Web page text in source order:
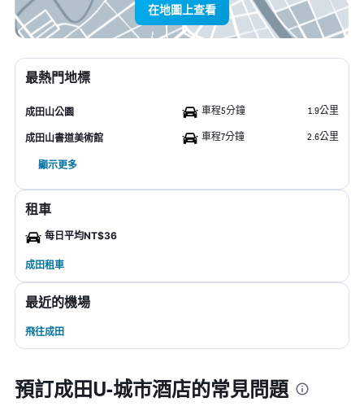
在地圖上查看
最熱門地標
成田山公園 車程5分鐘 1.9公里
成田山書道美術館 車程7分鐘 2.6公里
顯示更多
租車
每日平均NT$36
成田租車
最近的機場
飛往成田
預訂成田U-城市酒店的常見問題